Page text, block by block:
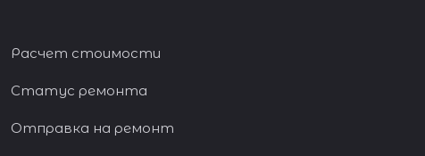
Расчет стоимости
Статус ремонта
Отправка на ремонт